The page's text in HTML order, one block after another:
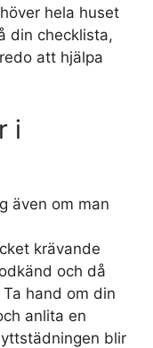
hela huset
din checklista,
att hjälpa
i
även om man
krävande
och då
hand om din
anlita en
blir